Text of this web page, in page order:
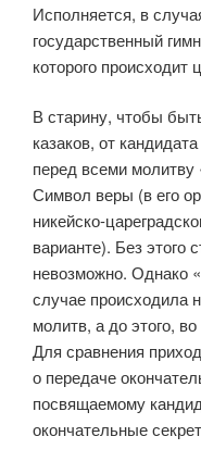
Исполняется, в
государствен­ный
которого происходит
В старину, чтобы
казаков, от
перед всеми
Символ веры (в его
никейско-
варианте). Без этого
невозможно. Однако
случае происходила
молитв, а до этого,
Для сравнения
о передаче
посвящаемому
окончательные